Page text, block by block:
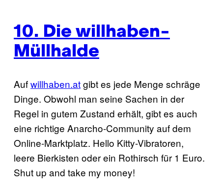
10. Die willhaben-
Müllhalde
Aufwillhaben.atgibt es jede Menge schräge
Dinge. Obwohl man seine Sachen in der
Regel in gutem Zustand erhält, gibt es auch
eine richtige Anarcho-Community auf dem
Online-Marktplatz. Hello Kitty-Vibratoren,
leere Bierkisten oder ein Rothirsch für 1 Euro.
Shut up and take my money!